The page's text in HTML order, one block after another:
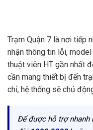
Trạm Quận 7 là nơi tiếp
nhận thông tin lỗi,
thuật viên HT gần nhất
cần mang thiết bị đến
chỉ, hệ thống sẽ chủ
Để được hỗ trợ nhanh